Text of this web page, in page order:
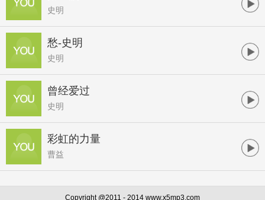
史明
愁-史明
史明
曾经爱过
史明
彩虹的力量
曹益
Copyright @2011 - 2014 www.x5mp3.com